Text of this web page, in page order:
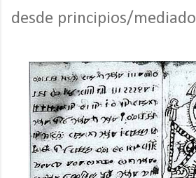
desde principios/